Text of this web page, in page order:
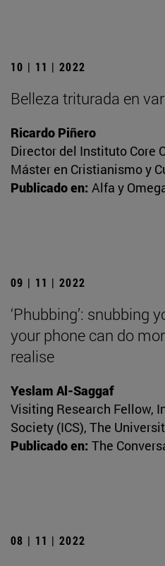
10 | 11 | 2022
Belleza triturada en
Ricardo Piñero
Director del Instituto Core
Máster en Cristianismo y
Publicado en: Alfa y
09 | 11 | 2022
‘Phubbing’: snubbing
your phone can do
realise
Yeslam Al-Saggaf
Visiting Research Fellow,
Society (ICS), The
Publicado en: The
08 | 11 | 2022